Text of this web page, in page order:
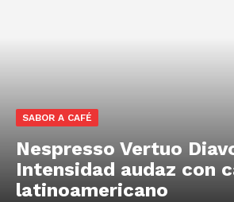
SABOR A CAFÉ
Nespresso Vertuo
Intensidad audaz con
latinoamericano